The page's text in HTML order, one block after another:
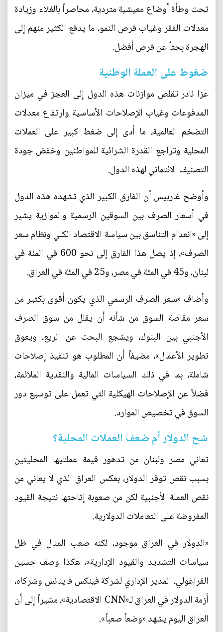
تحت وطأة أوضاع معيشية متردية، محاصراً بالغلاء وزيادة
معدلات الفقر وغياب فرص النمو، ما يدفع الكثير منهم إلى
الهجرة بحثاً عن فرص أفضل.
ضغوط على العملة الوطنية
عزا نادر تقلص موازنات هذه الدول إلى العجز في ميزان
المدفوعات وغياب الإصلاحات الأساسية وارتفاع معدلات
التضخم العالمية، ما أدى إلى ضغط كبير على العملات
المحلية وتراجع القدرة الشرائية للمواطنين وخفض جودة
التصنيف الائتماني لهذه الدول.
وأوضح غاربيس أن الفارق الكبير الذي تشهده هذه الدول
في أسعار الصرف بين السوقين الرسمية والموازية يشير
إلى «انعدام التناسق بين سياسة الاقتصاد الكلي ونظام سعر
الصرف»، إذ يصل هذا الفارق إلى نحو 600 في المئة في
لبنان، و45 في المئة في مصر، و25 في المئة في العراق.
وأضاف «سعر الصرف الرسمي الذي يكون أقوى بكثير من
سعر مقاصة السوق من شأنه أن يقلل من سوق الصرف
الأجنبي بين البنوك، ويشجع البحث عن الريع، ويعوق
تطوير الأعمال»، مضيفاً أن المطلوب هو تنفيذ إصلاحات
شاملة، بما في ذلك السياسات المالية والنقدية الملائمة،
فضلاً عن الإصلاحات الهيكلية التي تعمل على توسيع دور
السوق في تخصيص الموارد.
شح الدولار أم ضعف العملات المحلية؟
تعاني مصر ولبنان من تدهور قيمة عملتيها المحليتين
بسبب نقص توفر الدولار، بعكس العراق الذي لا يعاني من
نقص العملة الأجنبية لكن من صعوبة إتاحتها نتيجة القيود
المفروضة على التعاملات الدولارية.
«الدولار في العراق موجود، لكنه صعب المنال في ظل
سياسات التشديد والقيود الإدارية»، هكذا وصف حسين
القراغولي، المدير الإداري لشركة فينكس فاينانس وشركاه،
أزمة الدولار في العراق لـ«CNN الاقتصادية»، مشيراً إلى أن
العراق اليوم يشهد «وضعاً صعباً».